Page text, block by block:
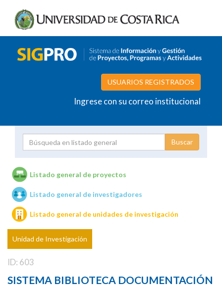
USUARIOS REGISTRADOS
Ingrese con su correo institucional
Unidades de investigación
Listado general de proyectos
Listado general de investigadores
Listado general de unidades de investigación
Unidad de Investigación
ID: 603
SISTEMA BIBLIOTECA DOCUMENTACIÓN